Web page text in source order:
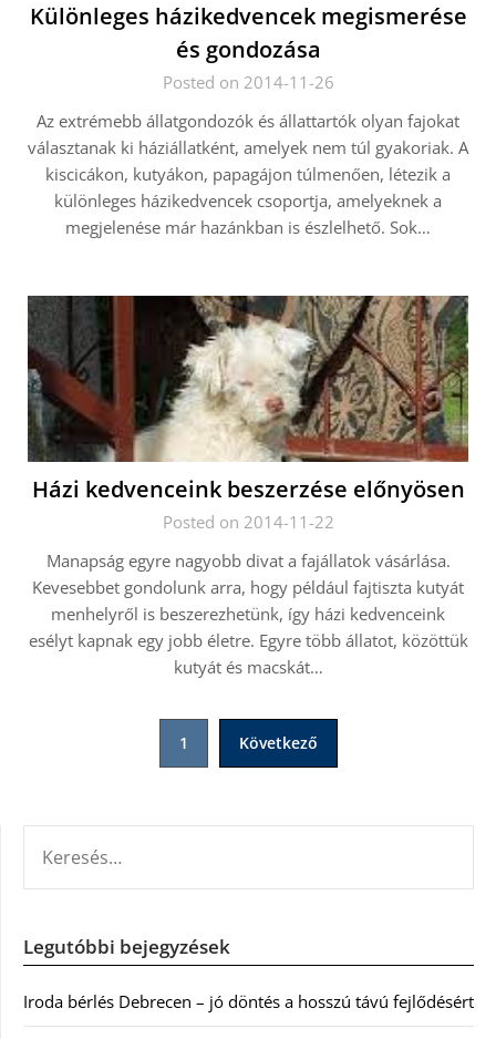
Különleges házikedvencek megismerése
és gondozása
Posted on 2014-11-26
Az extrémebb állatgondozók és állattartók olyan fajokat
választanak ki háziállatként, amelyek nem túl gyakoriak. A
kiscicákon, kutyákon, papagájon túlmenően, létezik a
különleges házikedvencek csoportja, amelyeknek a
megjelenése már hazánkban is észlelhető. Sok…
Házi kedvenceink beszerzése előnyösen
Posted on 2014-11-22
Manapság egyre nagyobb divat a fajállatok vásárlása.
Kevesebbet gondolunk arra, hogy például fajtiszta kutyát
menhelyről is beszerezhetünk, így házi kedvenceink
esélyt kapnak egy jobb életre. Egyre több állatot, közöttük
kutyát és macskát…
1 Következő
Legutóbbi bejegyzések
Iroda bérlés Debrecen – jó döntés a hosszú távú fejlődésért